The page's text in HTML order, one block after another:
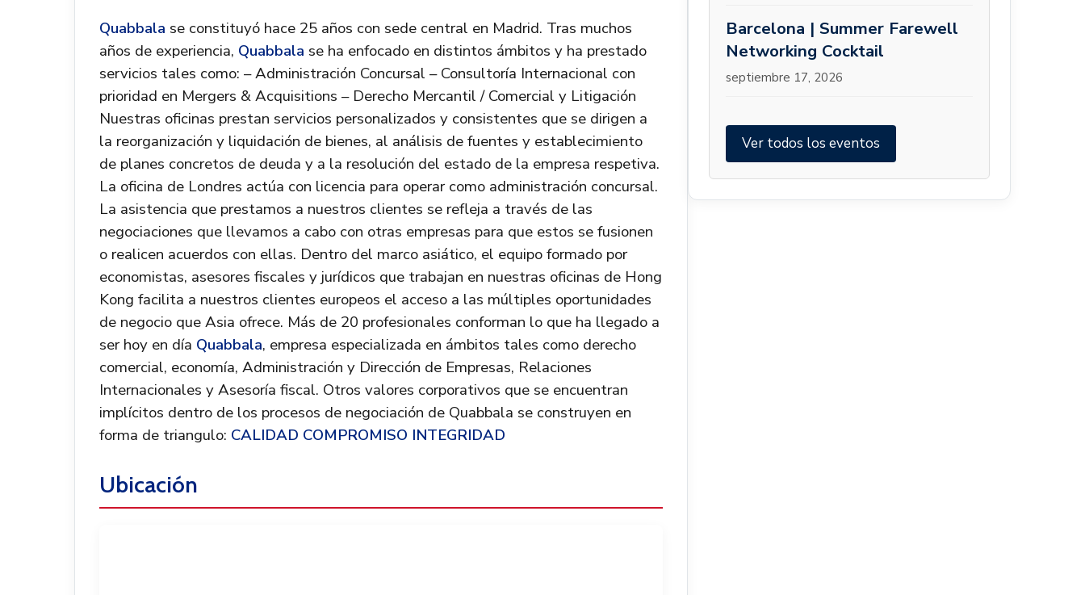
Quabbala se constituyó hace 25 años con sede central en Madrid. Tras muchos
años de experiencia, Quabbala se ha enfocado en distintos ámbitos y ha prestado
servicios tales como: – Administración Concursal – Consultoría Internacional con
prioridad en Mergers & Acquisitions – Derecho Mercantil / Comercial y Litigación
Nuestras oficinas prestan servicios personalizados y consistentes que se dirigen a
la reorganización y liquidación de bienes, al análisis de fuentes y establecimiento
de planes concretos de deuda y a la resolución del estado de la empresa respetiva.
La oficina de Londres actúa con licencia para operar como administración concursal.
La asistencia que prestamos a nuestros clientes se refleja a través de las
negociaciones que llevamos a cabo con otras empresas para que estos se fusionen
o realicen acuerdos con ellas. Dentro del marco asiático, el equipo formado por
economistas, asesores fiscales y jurídicos que trabajan en nuestras oficinas de Hong
Kong facilita a nuestros clientes europeos el acceso a las múltiples oportunidades
de negocio que Asia ofrece. Más de 20 profesionales conforman lo que ha llegado a
ser hoy en día Quabbala, empresa especializada en ámbitos tales como derecho
comercial, economía, Administración y Dirección de Empresas, Relaciones
Internacionales y Asesoría fiscal. Otros valores corporativos que se encuentran
implícitos dentro de los procesos de negociación de Quabbala se construyen en
forma de triangulo: CALIDAD COMPROMISO INTEGRIDAD
Ubicación
Barcelona | Summer Farewell
Networking Cocktail
septiembre 17, 2026
Ver todos los eventos